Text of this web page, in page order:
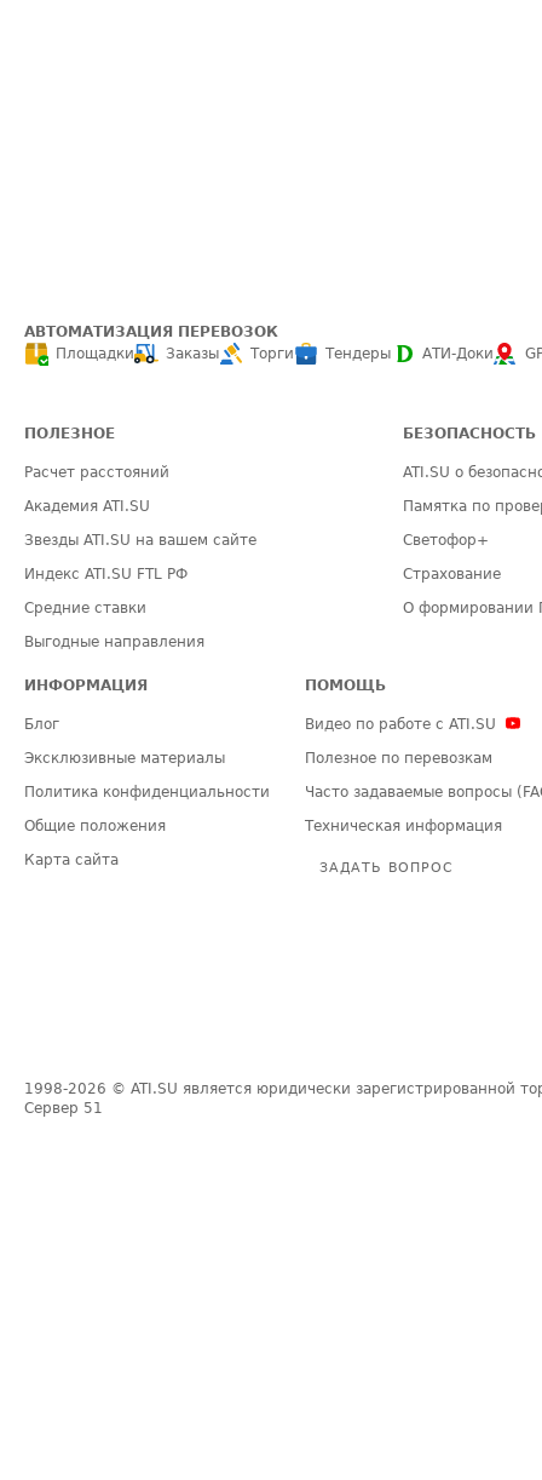
АВТОМАТИЗАЦИЯ ПЕРЕВОЗОК
Площадки
Заказы Торги Тендеры АТИ-Доки
ПОЛЕЗНОЕ
Расчет расстояний
Академия ATI.SU
Звезды ATI.SU на вашем сайте
Индекс ATI.SU FTL РФ
Средние ставки
Выгодные направления
БЕЗОПАСНОСТЬ
ATI.SU о
Памятка по
Светофор+
Страхование
О формировании
ИНФОРМАЦИЯ
Блог
Эксклюзивные материалы
Политика конфиденциальности
Общие положения
Карта сайта
ПОМОЩЬ
Видео по работе с ATI.SU
Полезное по перевозкам
Часто задаваемые вопросы
Техническая информация
ЗАДАТЬ ВОПРОС
1998-2026 © ATI.SU является юридически зарегистрированной
Сервер 51